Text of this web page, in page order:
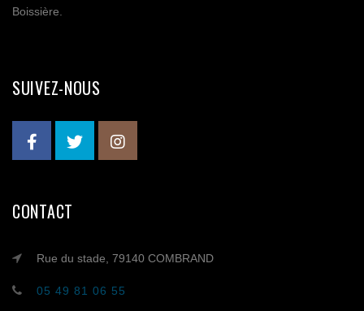
Boissière.
SUIVEZ-NOUS
CONTACT
Rue du stade, 79140 COMBRAND
05 49 81 06 55